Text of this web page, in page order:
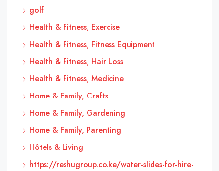
golf
Health & Fitness, Exercise
Health & Fitness, Fitness Equipment
Health & Fitness, Hair Loss
Health & Fitness, Medicine
Home & Family, Crafts
Home & Family, Gardening
Home & Family, Parenting
Hôtels & Living
https://reshugroup.co.ke/water-slides-for-hire-